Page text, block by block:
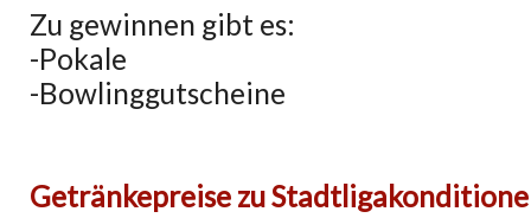
Zu gewinnen gibt es:
-Pokale
-Bowlinggutscheine
Getränkepreise zu